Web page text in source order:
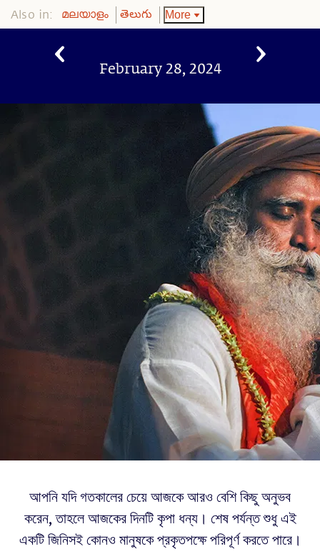
Also in: മലയാളം తెలుగు More
February 28, 2024
আপনি যদি গতকালের চেয়ে আজকে আরও বেশি কিছু অনুভব
করেন, তাহলে আজকের দিনটি কৃপা ধন্য। শেষ পর্যন্ত শুধু এই
একটি জিনিসই কোনও মানুষকে প্রকৃতপক্ষে পরিপূর্ণ করতে পারে।